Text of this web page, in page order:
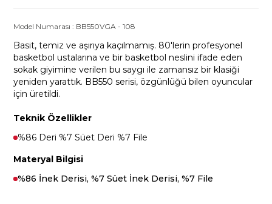
Model Numarası : BB550VGA -108
Basit, temiz ve aşırıya kaçılmamış. 80'lerin profesyonel
basketbol ustalarına ve bir basketbol neslini ifade eden
sokak giyimine verilen bu saygı ile zamansız bir klasiği
yeniden yarattık. BB550 serisi, özgünlüğü bilen oyuncular
için üretildi.
Teknik Özellikler
%86 Deri %7 Süet Deri %7 File
Materyal Bilgisi
%86 İnek Derisi, %7 Süet İnek Derisi, %7 File